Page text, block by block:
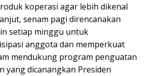
koperasi agar lebih dikenal
senam pagi direncanakan
setiap minggu untuk
anggota dan memperkuat
mendukung program penguatan
yang dicanangkan Presiden